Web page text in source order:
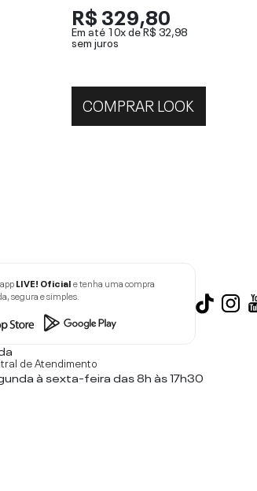
R$ 329,80
Em até 10x deR$ 32,98
sem juros
COMPRAR LOOK
LIVE! Oficiale tenha uma compra
segura e simples.
de Atendimento
à sexta-feira das 8h às 17h30